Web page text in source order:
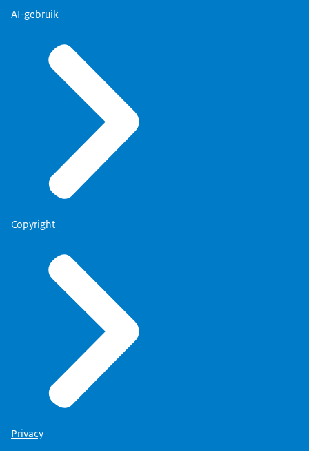
AI-gebruik
Copyright
Privacy